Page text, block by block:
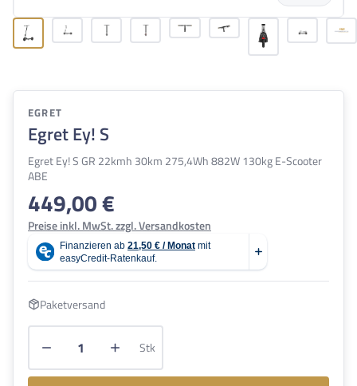
EGRET
Egret Ey! S
Egret Ey! S GR 22kmh 30km 275,4Wh 882W 130kg E-Scooter
ABE
Regulärer Preis:
449,00 €
Preise inkl. MwSt. zzgl. Versandkosten
Paketversand
Produkt Anzahl: Gib den gewünschten
Stk